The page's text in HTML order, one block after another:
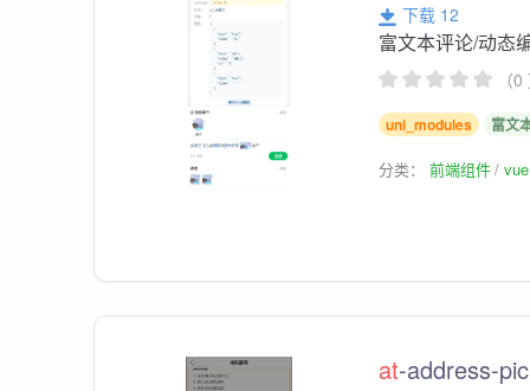
下载 12
富文本评论/动态
（
uni_modules 富文
分类：前端组件
at-address-